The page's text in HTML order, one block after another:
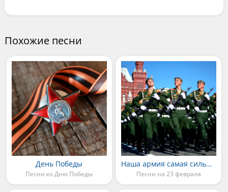
Похожие песни
День Победы
Песни ко Дню Победы
Наша армия самая сильная
Песни на 23 февраля